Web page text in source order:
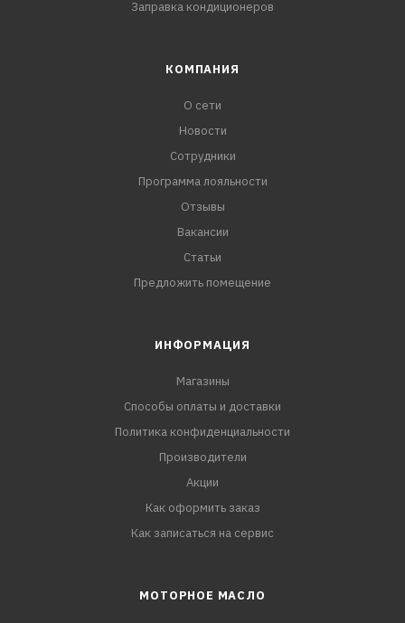
Заправка кондиционеров
КОМПАНИЯ
О сети
Новости
Сотрудники
Программа лояльности
Отзывы
Вакансии
Статьи
Предложить помещение
ИНФОРМАЦИЯ
Магазины
Способы оплаты и доставки
Политика конфиденциальности
Производители
Акции
Как оформить заказ
Как записаться на сервис
МОТОРНОЕ МАСЛО